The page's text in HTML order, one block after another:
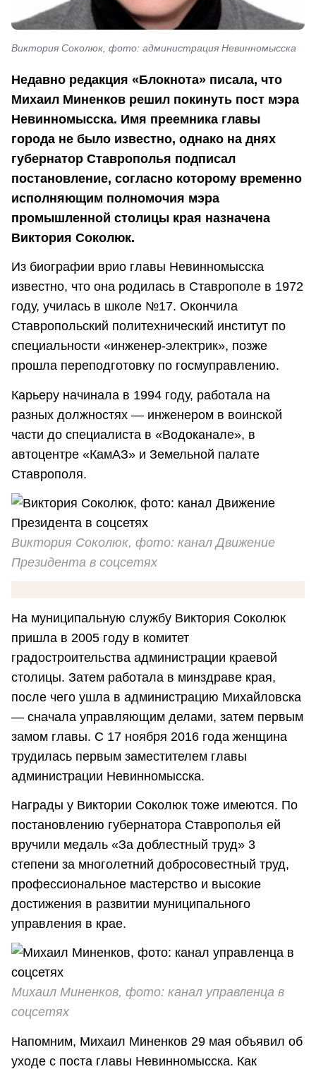
Виктория Соколюк, фото: администрация Невинномысска
Недавно редакция «Блокнота» писала, что
Михаил Миненков решил покинуть пост мэра
Невинномысска. Имя преемника главы
города не было известно, однако на днях
губернатор Ставрополья подписал
постановление, согласно которому временно
исполняющим полномочия мэра
промышленной столицы края назначена
Виктория Соколюк.
Из биографии врио главы Невинномысска
известно, что она родилась в Ставрополе в 1972
году, училась в школе №17. Окончила
Ставропольский политехнический институт по
специальности «инженер-электрик», позже
прошла переподготовку по госмуправлению.
Карьеру начинала в 1994 году, работала на
разных должностях — инженером в воинской
части до специалиста в «Водоканале», в
автоцентре «КамАЗ» и Земельной палате
Ставрополя.
Виктория Соколюк, фото: канал Движение
Президента в соцсетях
На муниципальную службу Виктория Соколюк
пришла в 2005 году в комитет
градостроительства администрации краевой
столицы. Затем работала в минздраве края,
после чего ушла в администрацию Михайловска
— сначала управляющим делами, затем первым
замом главы. С 17 ноября 2016 года женщина
трудилась первым заместителем главы
администрации Невинномысска.
Награды у Виктории Соколюк тоже имеются. По
постановлению губернатора Ставрополья ей
вручили медаль «За доблестный труд» 3
степени за многолетний добросовестный труд,
профессиональное мастерство и высокие
достижения в развитии муниципального
управления в крае.
Михаил Миненков, фото: канал управленца в
соцсетях
Напомним, Михаил Миненков 29 мая объявил об
уходе с поста главы Невинномысска. Как